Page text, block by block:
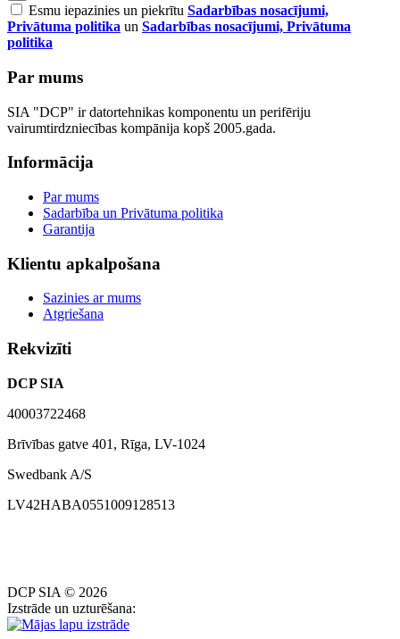
Esmu iepazinies un piekrītu Sadarbības nosacījumi,
Privātuma politika un Sadarbības nosacījumi, Privātuma
politika
Par mums
SIA "DCP" ir datortehnikas komponentu un perifēriju
vairumtirdzniecības kompānija kopš 2005.gada.
Informācija
Par mums
Sadarbība un Privātuma politika
Garantija
Klientu apkalpošana
Sazinies ar mums
Atgriešana
Rekvizīti
DCP SIA
40003722468
Brīvības gatve 401, Rīga, LV-1024
Swedbank A/S
LV42HABA0551009128513
DCP SIA © 2026
Izstrāde un uzturēšana: